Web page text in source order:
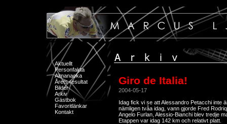
Aktuellt
Personfakta
Almanacka
Årets resultat
Bilder
Arkiv
Gästbok
Favoritlänkar
Kontakt
Giro de Italia!
2004-05-17
Idag fick vi se att Alessandro Petacchi inte
nämligen tvåa idag, vann gjorde Fred
Angelo Furlan, Alessio-Bianchi blev tredje
Etappen var idag 142 km och relativt platt.